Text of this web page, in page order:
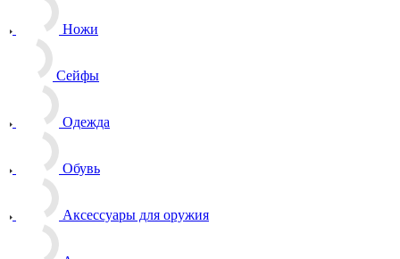
Ножи
Сейфы
Одежда
Обувь
Аксессуары для оружия